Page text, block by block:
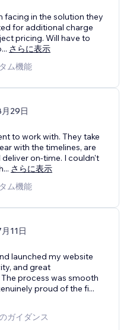
facing in the solution they
for additional charge
pricing. Will have to
... さらに表示
ム機能
29日
to work with. They take
with the timelines, are
on-time. I couldn't
... さらに表示
ム機能
11日
launched my website
and great
process was smooth
proud of the fi...
ガイダンス